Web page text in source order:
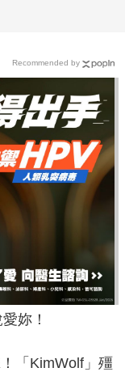
妳！
「KimWolf」殭
Recommended by